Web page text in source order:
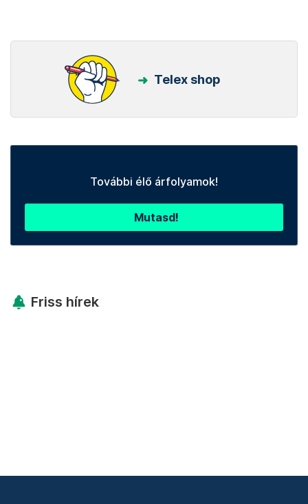
Telex shop
További élő árfolyamok!
Mutasd!
Friss hírek